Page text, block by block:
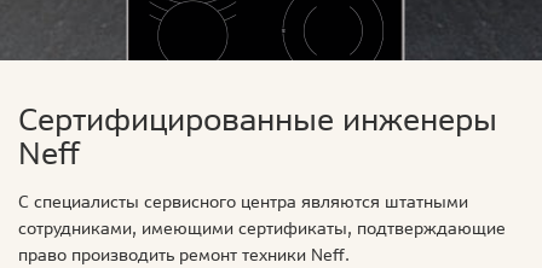
Сертифицированные инженеры
Neff
С специалисты сервисного центра являются штатными
сотрудниками, имеющими сертификаты, подтверждающие
право производить ремонт техники Neff.